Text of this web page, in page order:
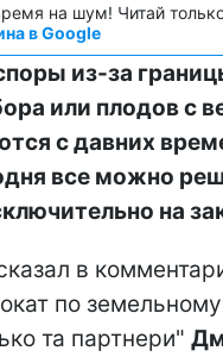
на шум! Читай
в Google
из-за
или плодов с
с давних
все можно
на
в
по
та партнери"